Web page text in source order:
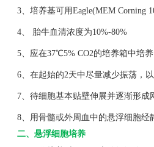
3、培养基可用Eagle(MEM Corning
4、 胎牛血清浓度为10%-80%
5、应在37℃5% CO2的培养箱中培养
6、在起始的2天中尽量减少振荡，以
7、待细胞基本贴壁伸展并逐渐形成
8、用骨髓或外周血中的悬浮细胞经
二、悬浮细胞培养